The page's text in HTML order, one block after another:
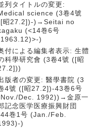
列タイトルの変更:
science (3卷4號
昭27.2])-)→Seitai no
(<14巻6号
)
付による編集者表示: 生體
科學研究會 (3卷4號 ([昭
版者の変更: 醫學書院 (3
4號 ([昭27.2])-43巻6号
Dec. 1992))→金原一
記念医学医療振興財団
巻1号 (Jan./Feb.
)